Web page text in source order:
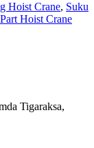
Hoist Crane, Suku
Hoist Crane
Tigaraksa,